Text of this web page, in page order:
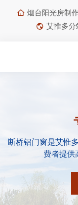
烟台阳光房制
艾惟多分
断桥铝门窗是艾惟
费者提供